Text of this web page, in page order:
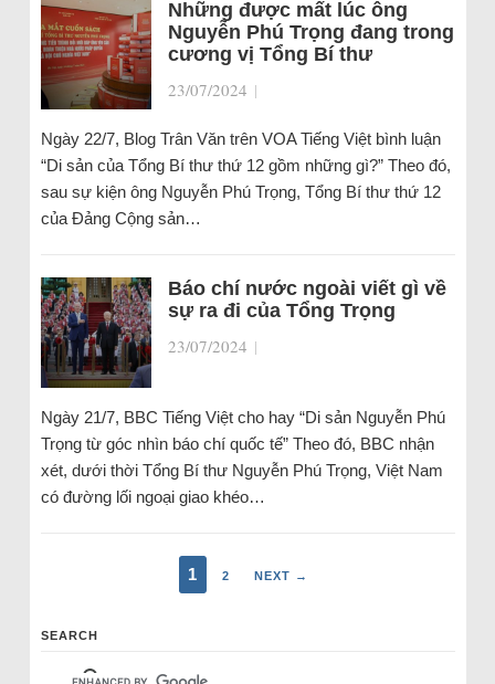
Những được mất lúc ông
Nguyễn Phú Trọng đang trong
cương vị Tổng Bí thư
23/07/2024 |
Ngày 22/7, Blog Trân Văn trên VOA Tiếng Việt bình luận
“Di sản của Tổng Bí thư thứ 12 gồm những gì?” Theo đó,
sau sự kiện ông Nguyễn Phú Trọng, Tổng Bí thư thứ 12
của Đảng Cộng sản…
Báo chí nước ngoài viết gì về
sự ra đi của Tổng Trọng
23/07/2024 |
Ngày 21/7, BBC Tiếng Việt cho hay “Di sản Nguyễn Phú
Trọng từ góc nhìn báo chí quốc tế” Theo đó, BBC nhận
xét, dưới thời Tổng Bí thư Nguyễn Phú Trọng, Việt Nam
có đường lối ngoại giao khéo…
1 2 NEXT →
SEARCH